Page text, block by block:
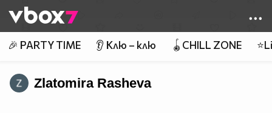
👾
🎉 PARTY TIME 👂 Клю – клю 🪀CHILL ZONE
Zlatomira Rasheva